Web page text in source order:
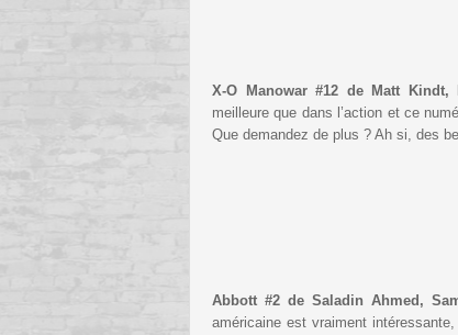
X-O Manowar #12 de Matt Kindt,
meilleure que dans l’action et ce
Que demandez de plus ? Ah si, des
Abbott #2 de Saladin Ahmed,
américaine est vraiment